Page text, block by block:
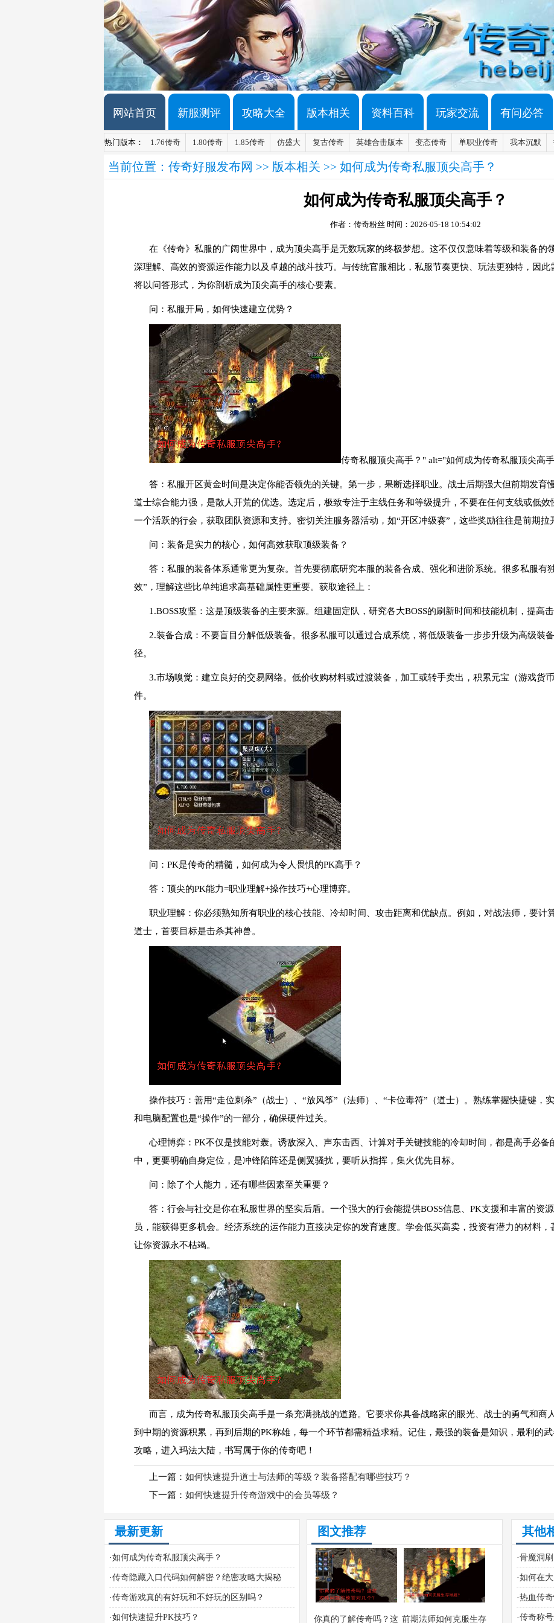
网站首页 新服测评 攻略大全 版本相关 资料百科 玩家交流 有问必答
热门版本： 1.76传奇 1.80传奇 1.85传奇 仿盛大 复古传奇 英雄合击版本 变态传奇 单职业传奇 我本沉默
当前位置： 传奇好服发布网 >> 版本相关 >> 如何成为传奇私服顶尖高手？
如何成为传奇私服顶尖高手？
作者：传奇粉丝 时间：2026-05-18 10:54:02
在《传奇》私服的广阔世界中，成为顶尖高手是无数玩家的终极梦想。这不仅仅意味着等级和装备的
深理解、高效的资源运作能力以及卓越的战斗技巧。与传统官服相比，私服节奏更快、玩法更独特，因
将以问答形式，为你剖析成为顶尖高手的核心要素。
问：私服开局，如何快速建立优势？
传奇私服顶尖高手？" alt="如何成为传奇私服顶尖高
答：私服开区黄金时间是决定你能否领先的关键。第一步，果断选择职业。战士后期强大但前期发育
道士综合能力强，是散人开荒的优选。选定后，极致专注于主线任务和等级提升，不要在任何支线或低效
一个活跃的行会，获取团队资源和支持。密切关注服务器活动，如“开区冲级赛”，这些奖励往往是前期拉
问：装备是实力的核心，如何高效获取顶级装备？
答：私服的装备体系通常更为复杂。首先要彻底研究本服的装备合成、强化和进阶系统。很多私服有
效”，理解这些比单纯追求高基础属性更重要。获取途径上：
1.BOSS攻坚：这是顶级装备的主要来源。组建固定队，研究各大BOSS的刷新时间和技能机制，提高击
2.装备合成：不要盲目分解低级装备。很多私服可以通过合成系统，将低级装备一步步升级为高级装
径。
3.市场嗅觉：建立良好的交易网络。低价收购材料或过渡装备，加工或转手卖出，积累元宝（游戏货
件。
问：PK是传奇的精髓，如何成为令人畏惧的PK高手？
答：顶尖的PK能力=职业理解+操作技巧+心理博弈。
职业理解：你必须熟知所有职业的核心技能、冷却时间、攻击距离和优缺点。例如，对战法师，要计
道士，首要目标是击杀其神兽。
操作技巧：善用“走位刺杀”（战士）、“放风筝”（法师）、“卡位毒符”（道士）。熟练掌握快捷键，
和电脑配置也是“操作”的一部分，确保硬件过关。
心理博弈：PK不仅是技能对轰。诱敌深入、声东击西、计算对手关键技能的冷却时间，都是高手必
中，更要明确自身定位，是冲锋陷阵还是侧翼骚扰，要听从指挥，集火优先目标。
问：除了个人能力，还有哪些因素至关重要？
答：行会与社交是你在私服世界的坚实后盾。一个强大的行会能提供BOSS信息、PK支援和丰富的资
员，能获得更多机会。经济系统的运作能力直接决定你的发育速度。学会低买高卖，投资有潜力的材料
让你资源永不枯竭。
而言，成为传奇私服顶尖高手是一条充满挑战的道路。它要求你具备战略家的眼光、战士的勇气和商
到中期的资源积累，再到后期的PK称雄，每一个环节都需精益求精。记住，最强的装备是知识，最利的
攻略，进入玛法大陆，书写属于你的传奇吧！
上一篇： 如何快速提升道士与法师的等级？装备搭配有哪些技巧？
下一篇： 如何快速提升传奇游戏中的会员等级？
最新更新
·如何成为传奇私服顶尖高手？
·传奇隐藏入口代码如何解密？绝密攻略大揭秘
·传奇游戏真的有好玩和不好玩的区别吗？
·如何快速提升PK技巧？
图文推荐
你真的了解传奇吗？这 前期法师如何克服生存
其他
·骨魔洞
·如何在
·热血传
·传奇称